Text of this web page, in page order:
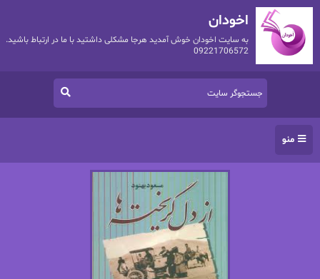
اخودان
به سایت اخودان خوش آمدید هرجا مشکلی داشتید با ما در ارتباط باشید.
09221706572
منو